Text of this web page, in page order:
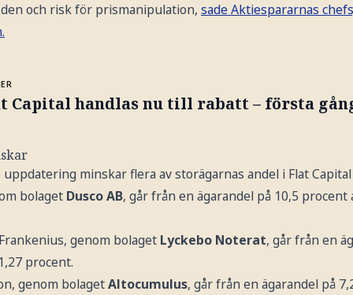
och risk för prismanipulation, sade Aktiespararnas
Capital handlas nu till rabatt – första
minskar flera av storägarnas andel i Flat
bolaget Dusco AB, går från en ägarandel på 10,5
genom bolaget Lyckebo Noterat, går från en
procent.
genom bolagetAltocumulus, går från en ägarandel på